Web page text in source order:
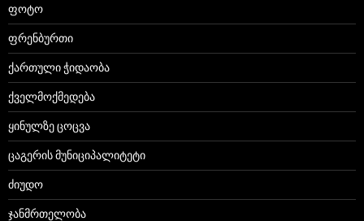
ფოტო
ფრენბურთი
ქართული ჭიდაობა
ქველმოქმედება
ყინულზე ცოცვა
ცაგერის მუნიციპალიტეტი
ძიუდო
ჯანმრთელობა